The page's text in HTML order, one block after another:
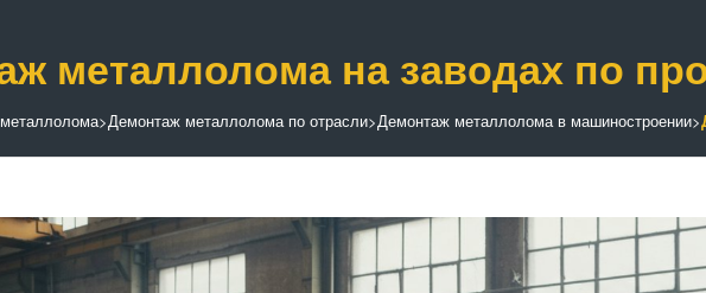
металлолома на заводах по
>Демонтаж металлолома по отрасли>Демонтаж металлолома в машиностроении>